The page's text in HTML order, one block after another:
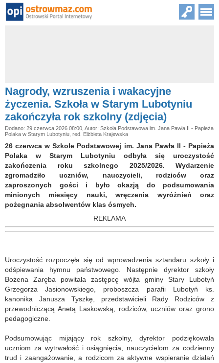
Nagrody, wzruszenia i wakacyjne
życzenia. Szkoła w Starym Lubotyniu
zakończyła rok szkolny (zdjęcia)
Dodano: 29 czerwca 2026 08:00, Autor: Szkoła Podstawowa im. Jana Pawła II - Papieża
Polaka w Starym Lubotyniu, red. Elżbieta Krajewska
26 czerwca w Szkole Podstawowej im. Jana Pawła II - Papieża
Polaka w Starym Lubotyniu odbyła się uroczystość
zakończenia roku szkolnego 2025/2026. Wydarzenie
zgromadziło uczniów, nauczycieli, rodziców oraz
zaproszonych gości i było okazją do podsumowania
minionych miesięcy nauki, wręczenia wyróżnień oraz
pożegnania absolwentów klas ósmych.
REKLAMA
Uroczystość rozpoczęła się od wprowadzenia sztandaru szkoły i
odśpiewania hymnu państwowego. Następnie dyrektor szkoły
Bożena Zaręba powitała zastępcę wójta gminy Stary Lubotyń
Grzegorza Jasionowskiego, proboszcza parafii Lubotyń ks.
kanonika Janusza Tyszkę, przedstawicieli Rady Rodziców z
przewodniczącą Anetą Laskowską, rodziców, uczniów oraz grono
pedagogiczne.
Podsumowując mijający rok szkolny, dyrektor podziękowała
uczniom za wytrwałość i osiągnięcia, nauczycielom za codzienny
trud i zaangażowanie, a rodzicom za aktywne wspieranie działań